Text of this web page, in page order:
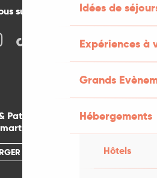
Idées de
Expériences à
Grands
Hébergements
Hôtels
sur les réseaux !
Patrimoines sur votre
L'APPLICATION